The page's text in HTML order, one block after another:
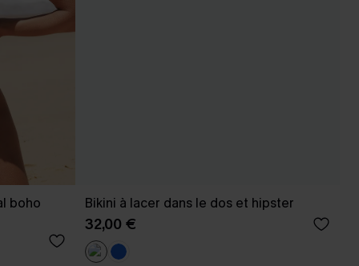
boho
Bikini à lacer dans le dos et hipster
32,00 €